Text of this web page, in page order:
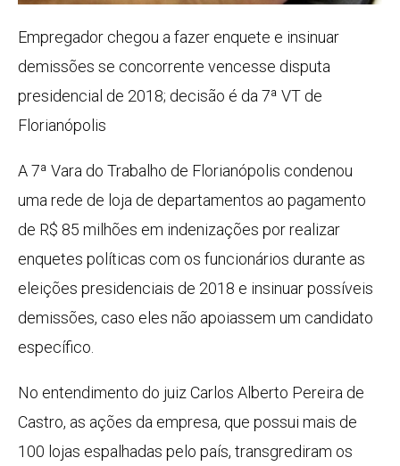
Empregador chegou a fazer enquete e insinuar
demissões se concorrente vencesse disputa
presidencial de 2018; decisão é da 7ª VT de
Florianópolis
A 7ª Vara do Trabalho de Florianópolis condenou
uma rede de loja de departamentos ao pagamento
de R$ 85 milhões em indenizações por realizar
enquetes políticas com os funcionários durante as
eleições presidenciais de 2018 e insinuar possíveis
demissões, caso eles não apoiassem um candidato
específico.
No entendimento do juiz Carlos Alberto Pereira de
Castro, as ações da empresa, que possui mais de
100 lojas espalhadas pelo país, transgrediram os